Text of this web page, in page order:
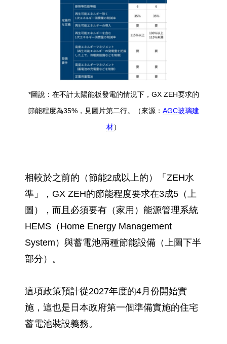
*圖說：在不計太陽能板發電的情況下，GX ZEH要求的
節能程度為35%，見圖片第二行。（來源： AGC玻璃建
材）
相較於之前的（節能2成以上的）「ZEH水
準」，GX ZEH的節能程度要求在3成5（上
圖），而且必須要有（家用）能源管理系統
HEMS（Home Energy Management
System）與蓄電池兩種節能設備（上圖下半
部分）。
這項政策預計從2027年度的4月份開始實
施，這也是日本政府第一個準備實施的住宅
蓄電池裝設義務。